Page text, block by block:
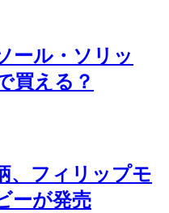
ール・ソリッ
買える？
、フィリップモ
ーが発売